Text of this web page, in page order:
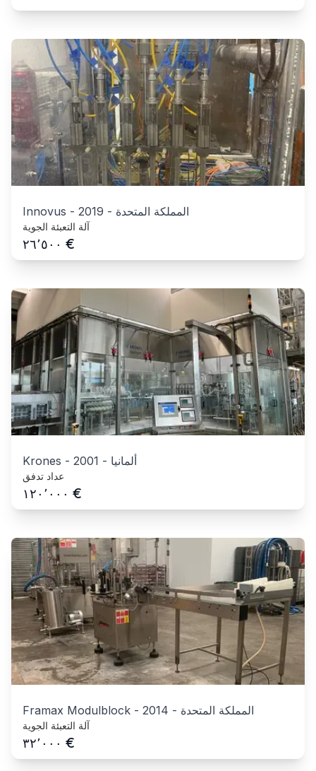
Innovus - 2019 - المملكة المتحدة
آلة التعبئة الجوية
٢٦٬٥٠٠ €
Krones - 2001 - ألمانيا
عداد تدفق
١٢٠٬٠٠٠ €
Framax Modulblock - 2014 - المملكة المتحدة
آلة التعبئة الجوية
٣٢٬٠٠٠ €